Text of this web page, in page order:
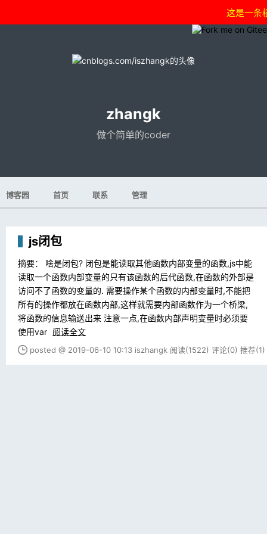
这是一条
zhangk
做个简单的coder
博客园 首页 联系 管理
js闭包
摘要： 啥是闭包? 闭包是能读取其他函数内部变量的函数,js中能
读取一个函数内部变量的只有该函数的后代函数,在函数的外部是
访问不了函数的变量的. 需要操作某个函数的内部变量时,不能把
所有的操作都放在函数内部,这样就需要内部函数作为一个桥梁,
将函数的信息输送出来 注意一点,在函数内部声明变量时必须要
使用var 阅读全文
posted @ 2019-06-10 10:13 iszhangk 阅读(1522) 评论(0) 推荐(1)